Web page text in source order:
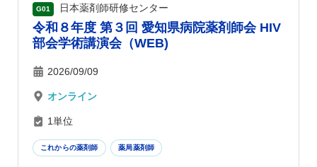
G01 日本薬剤師研修センター
令和８年度 第３回 愛知県病院薬剤師会 HIV
部会学術講演会（WEB)
2026/09/09
オンライン
1単位
これからの薬剤師 薬局薬剤師